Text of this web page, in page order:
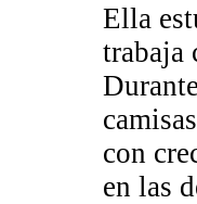
Ella
trabaja
con
en las